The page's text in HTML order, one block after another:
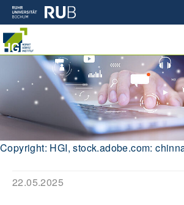
Copyright: HGI, stock.adobe.com:
22.05.2025